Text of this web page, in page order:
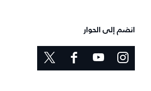
انضم إلى الحوار